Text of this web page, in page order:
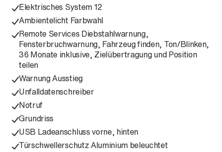
Elektrisches System 12
Ambientelicht Farbwahl
Remote Services Diebstahlwarnung,
Fensterbruchwarnung, Fahrzeug finden, Ton/Blinken,
36 Monate inklusive, Zielübertragung und Position
teilen
Warnung Ausstieg
Unfalldatenschreiber
Notruf
Grundriss
USB Ladeanschluss vorne, hinten
Türschwellerschutz Aluminium beleuchtet